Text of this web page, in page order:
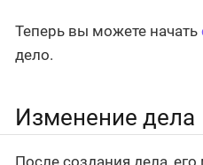
Теперь вы можете начать
дело.
Изменение дела
После создания дела,